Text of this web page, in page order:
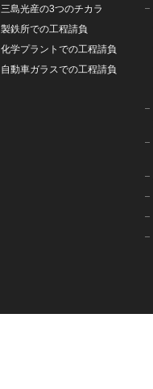
三島光産の3つのチカラ
製鉄所での工程請負
化学プラントでの工程請負
自動車ガラスでの工程請負